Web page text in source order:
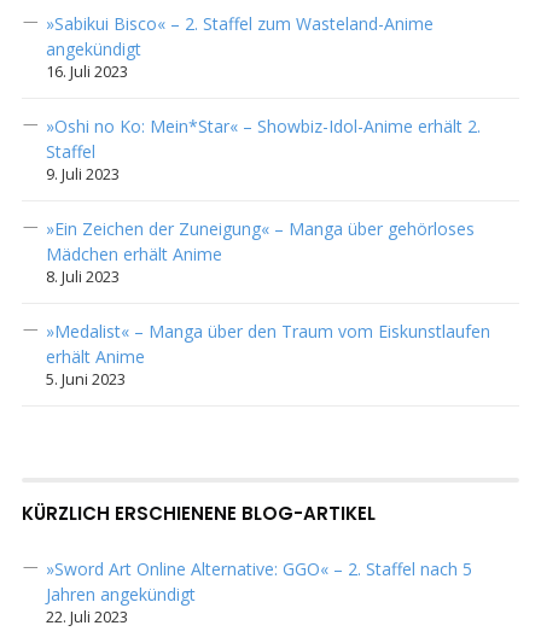
»Sabikui Bisco« – 2. Staffel zum Wasteland-Anime
angekündigt
16. Juli 2023
»Oshi no Ko: Mein*Star« – Showbiz-Idol-Anime erhält 2.
Staffel
9. Juli 2023
»Ein Zeichen der Zuneigung« – Manga über gehörloses
Mädchen erhält Anime
8. Juli 2023
»Medalist« – Manga über den Traum vom Eiskunstlaufen
erhält Anime
5. Juni 2023
KÜRZLICH ERSCHIENENE BLOG-ARTIKEL
»Sword Art Online Alternative: GGO« – 2. Staffel nach 5
Jahren angekündigt
22. Juli 2023